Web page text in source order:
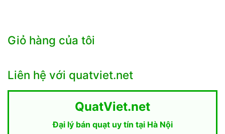
Giỏ hàng của tôi
Liên hệ với quatviet.net
QuatViet.net
Đại lý bán quạt uy tín tại Hà Nội